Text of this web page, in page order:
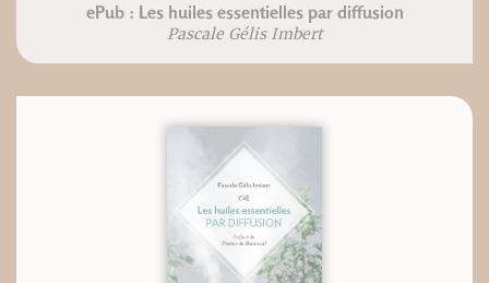
ePub : Les huiles essentielles par diffusion
Pascale Gélis Imbert